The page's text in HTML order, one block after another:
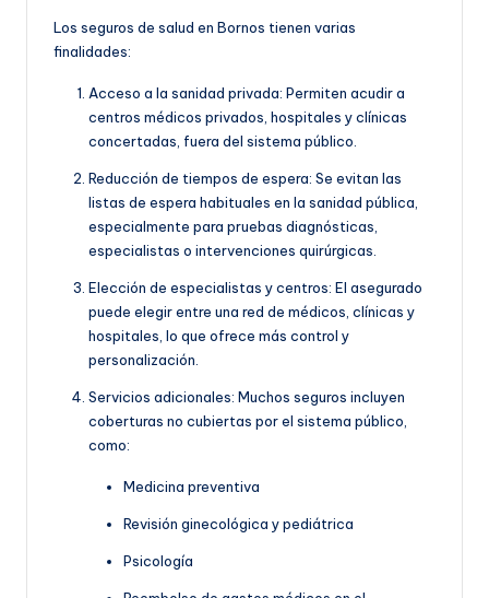
Los seguros de salud en Bornos tienen varias
finalidades:
Acceso a la sanidad privada: Permiten acudir a
centros médicos privados, hospitales y clínicas
concertadas, fuera del sistema público.
Reducción de tiempos de espera: Se evitan las
listas de espera habituales en la sanidad pública,
especialmente para pruebas diagnósticas,
especialistas o intervenciones quirúrgicas.
Elección de especialistas y centros: El asegurado
puede elegir entre una red de médicos, clínicas y
hospitales, lo que ofrece más control y
personalización.
Servicios adicionales: Muchos seguros incluyen
coberturas no cubiertas por el sistema público,
como:
Medicina preventiva
Revisión ginecológica y pediátrica
Psicología